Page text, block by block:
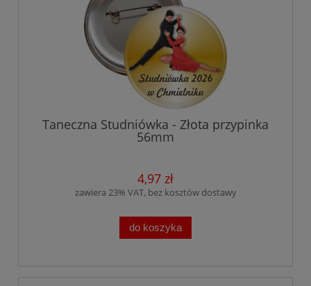
Taneczna Studniówka - Złota przypinka
56mm
4,97 zł
zawiera 23% VAT, bez kosztów dostawy
do koszyka